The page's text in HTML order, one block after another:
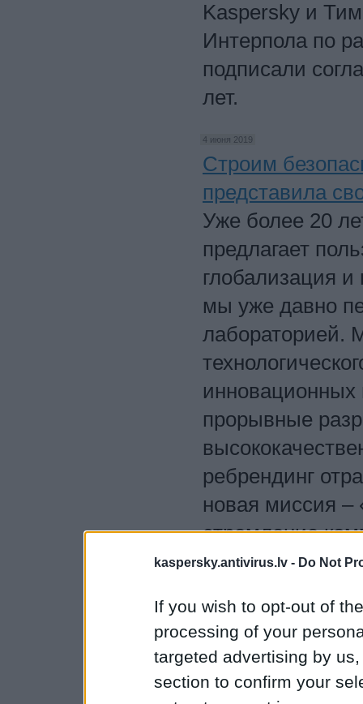
kaspersky.antivirus.lv - Do Not
If you wish to opt-out of
processing of your
targeted advertising by
section to confirm your
Kaspersky и
Интерпола по
подписали
лет.
4 июня 2019
Строим
представила
Уже более 20
предлагает
глобализация
мы уже давно
лабораторией.
инновационных
прорывные
ребрендинг
новая миссия –
стремление
прозрачным –
позаботились
1 2 3 4 5 6